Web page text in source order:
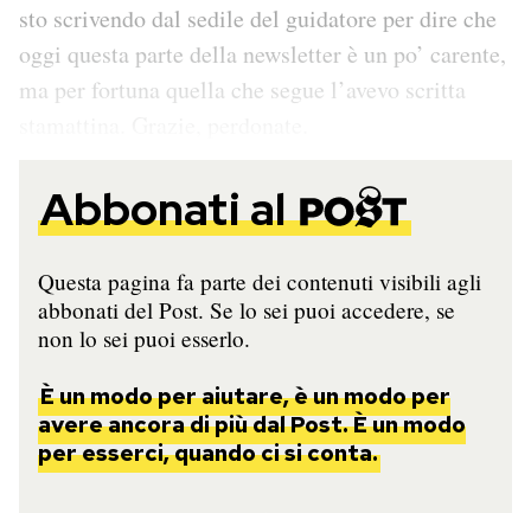
sto scrivendo dal sedile del guidatore per dire che
oggi questa parte della newsletter è un po’ carente,
ma per fortuna quella che segue l’avevo scritta
Abbonati al
Questa pagina fa parte dei contenuti visibili agli
abbonati del Post. Se lo sei puoi accedere, se
non lo sei puoi esserlo.
È un modo per aiutare, è un modo per
avere ancora di più dal Post. È un modo
per esserci, quando ci si conta.